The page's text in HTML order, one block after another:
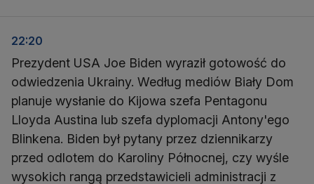
22:20
Prezydent USA Joe Biden wyraził gotowość do
odwiedzenia Ukrainy. Według mediów Biały Dom
planuje wysłanie do Kijowa szefa Pentagonu
Lloyda Austina lub szefa dyplomacji Antony'ego
Blinkena. Biden był pytany przez dziennikarzy
przed odlotem do Karoliny Północnej, czy wyśle
wysokich rangą przedstawicieli administracji z